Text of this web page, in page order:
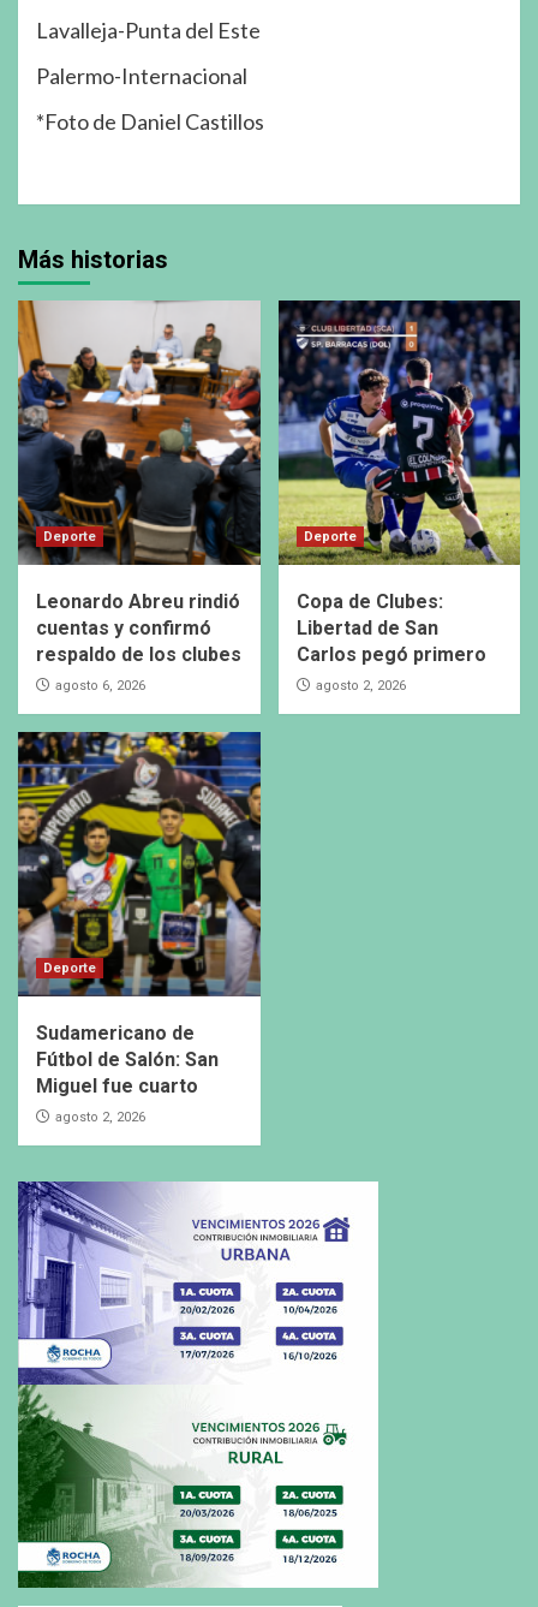
Lavalleja-Punta del Este
Palermo-Internacional
*Foto de Daniel Castillos
Más historias
Deporte
Leonardo Abreu rindió
cuentas y confirmó
respaldo de los clubes
agosto 6, 2026
Deporte
Copa de Clubes:
Libertad de San
Carlos pegó primero
agosto 2, 2026
Deporte
Sudamericano de
Fútbol de Salón: San
Miguel fue cuarto
agosto 2, 2026